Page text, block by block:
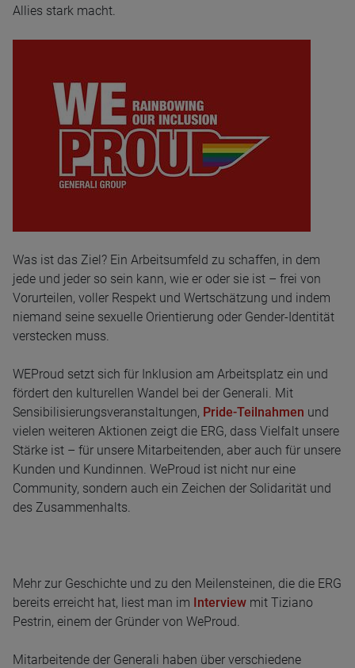
Allies stark macht.
Was ist das Ziel? Ein Arbeitsumfeld zu schaffen, in dem
jede und jeder so sein kann, wie er oder sie ist – frei von
Vorurteilen, voller Respekt und Wertschätzung und indem
niemand seine sexuelle Orientierung oder Gender-Identität
verstecken muss.
WEProud setzt sich für Inklusion am Arbeitsplatz ein und
fördert den kulturellen Wandel bei der Generali. Mit
Sensibilisierungsveranstaltungen, Pride-Teilnahmen und
vielen weiteren Aktionen zeigt die ERG, dass Vielfalt unsere
Stärke ist – für unsere Mitarbeitenden, aber auch für unsere
Kunden und Kundinnen. WeProud ist nicht nur eine
Community, sondern auch ein Zeichen der Solidarität und
des Zusammenhalts.
Mehr zur Geschichte und zu den Meilensteinen, die die ERG
bereits erreicht hat, liest man im Interview mit Tiziano
Pestrin, einem der Gründer von WeProud.
Mitarbeitende der Generali haben über verschiedene